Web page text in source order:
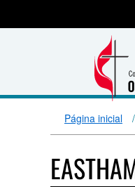
Página inicial